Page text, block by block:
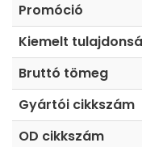
Promóció
Kiemelt
Bruttó tömeg
Gyártói cikkszám
OD cikkszám